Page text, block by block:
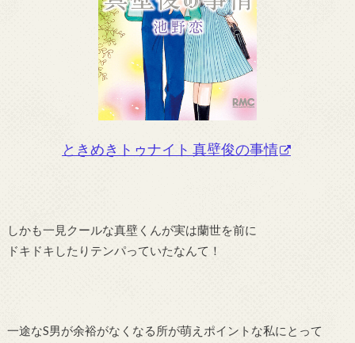
ときめきトゥナイト 真壁俊の事情
しかも一見クールな真壁くんが実は蘭世を前に
ドキドキしたりテンパっていたなんて！
一途なS男が余裕がなくなる所が萌えポイントな私にとって